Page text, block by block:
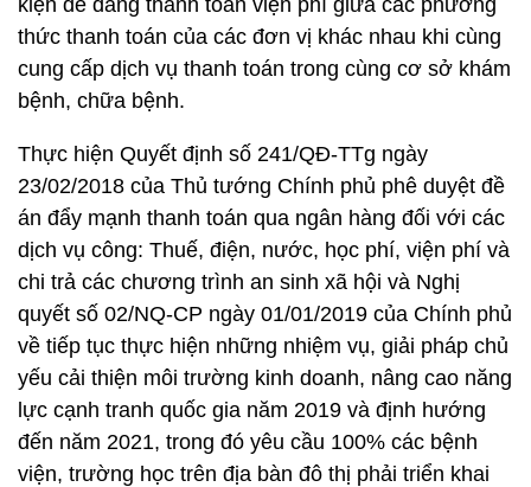
kiện dễ dàng thanh toán viện phí giữa các phương
thức thanh toán của các đơn vị khác nhau khi cùng
cung cấp dịch vụ thanh toán trong cùng cơ sở khám
bệnh, chữa bệnh.
Thực hiện Quyết định số 241/QĐ-TTg ngày
23/02/2018 của Thủ tướng Chính phủ phê duyệt đề
án đẩy mạnh thanh toán qua ngân hàng đối với các
dịch vụ công: Thuế, điện, nước, học phí, viện phí và
chi trả các chương trình an sinh xã hội và Nghị
quyết số 02/NQ-CP ngày 01/01/2019 của Chính phủ
về tiếp tục thực hiện những nhiệm vụ, giải pháp chủ
yếu cải thiện môi trường kinh doanh, nâng cao năng
lực cạnh tranh quốc gia năm 2019 và định hướng
đến năm 2021, trong đó yêu cầu 100% các bệnh
viện, trường học trên địa bàn đô thị phải triển khai